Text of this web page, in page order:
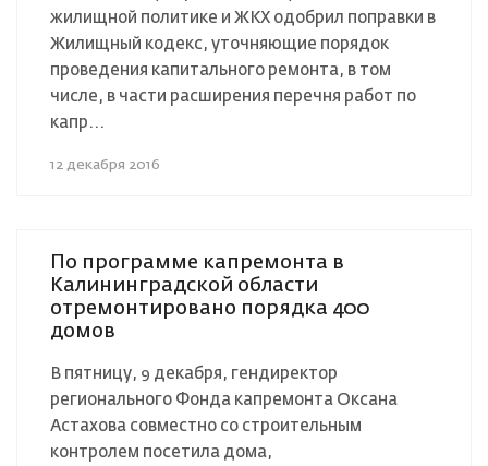
жилищной политике и ЖКХ одобрил поправки в
Жилищный кодекс, уточняющие порядок
проведения капитального ремонта, в том
числе, в части расширения перечня работ по
капр...
12 декабря 2016
По программе капремонта в
Калининградской области
отремонтировано порядка 400
домов
В пятницу, 9 декабря, гендиректор
регионального Фонда капремонта Оксана
Астахова совместно со строительным
контролем посетила дома,